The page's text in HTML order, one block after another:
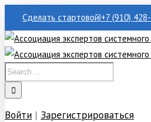
Сделать стартовой|+7 (910)
Войти | Зарегистрироваться